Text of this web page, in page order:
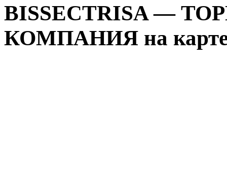
BISSECTRISA —
КОМПАНИЯ на